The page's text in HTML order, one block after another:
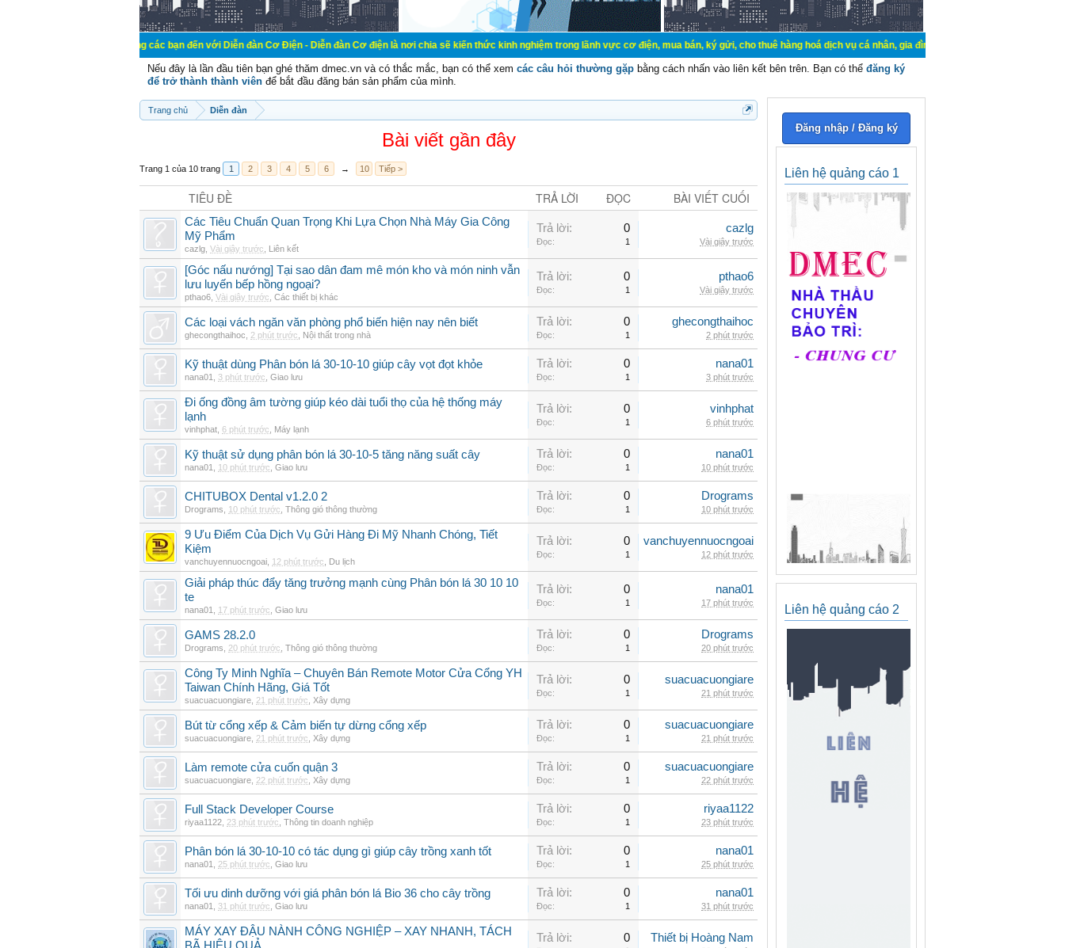
Chào mừng các bạn đến với Diễn đàn Cơ Điện - Diễn đàn Cơ điện là nơi chia sẽ kiến thức kinh nghiệm trong lãnh vực cơ điện, mua bán, ký gửi, cho thuê hàng hoá dịch vụ cá nhân, gia đình. Mua bán, ký gửi, cho thuê thiết bị
Nếu đây là lần đầu tiên bạn ghé thăm dmec.vn và có thắc mắc, bạn có thể xem các câu hỏi thường gặp bằng cách nhấn vào liên kết bên trên. Bạn có thể đăng ký
để trở thành thành viên để bắt đầu đăng bán sản phẩm của mình.
Trang chủ Diễn đàn
Bài viết gần đây
Trang 1 của 10 trang 1 2 3 4 5 6 → 10 Tiếp >
TIÊU ĐỀ TRẢ LỜI ĐỌC BÀI VIẾT CUỐI
Các Tiêu Chuẩn Quan Trọng Khi Lựa Chọn Nhà Máy Gia Công
Mỹ Phẩm
cazlg Vài giây trước Liên kết
Trả lời: 0
Đọc: 1
cazlg
Vài giây trước
[Góc nấu nướng] Tại sao dân đam mê món kho và món ninh vẫn
lưu luyến bếp hồng ngoại?
pthao6 Vài giây trước Các thiết bị khác
Trả lời: 0
Đọc: 1
pthao6
Vài giây trước
Các loại vách ngăn văn phòng phổ biến hiện nay nên biết
ghecongthaihoc 2 phút trước Nội thất trong nhà
Trả lời: 0
Đọc: 1
ghecongthaihoc
2 phút trước
Kỹ thuật dùng Phân bón lá 30-10-10 giúp cây vọt đọt khỏe
nana01 3 phút trước Giao lưu
Trả lời: 0
Đọc: 1
nana01
3 phút trước
Đi ống đồng âm tường giúp kéo dài tuổi thọ của hệ thống máy
lạnh
vinhphat 6 phút trước Máy lạnh
Trả lời: 0
Đọc: 1
vinhphat
6 phút trước
Kỹ thuật sử dụng phân bón lá 30-10-5 tăng năng suất cây
nana01 10 phút trước Giao lưu
Trả lời: 0
Đọc: 1
nana01
10 phút trước
CHITUBOX Dental v1.2.0 2
Drograms 10 phút trước Thông gió thông thường
Trả lời: 0
Đọc: 1
Drograms
10 phút trước
9 Ưu Điểm Của Dịch Vụ Gửi Hàng Đi Mỹ Nhanh Chóng, Tiết
Kiệm
vanchuyennuocngoai 12 phút trước Du lịch
Trả lời: 0
Đọc: 1
vanchuyennuocngoai
12 phút trước
Giải pháp thúc đẩy tăng trưởng mạnh cùng Phân bón lá 30 10 10
te
nana01 17 phút trước Giao lưu
Trả lời: 0
Đọc: 1
nana01
17 phút trước
GAMS 28.2.0
Drograms 20 phút trước Thông gió thông thường
Trả lời: 0
Đọc: 1
Drograms
20 phút trước
Công Ty Minh Nghĩa – Chuyên Bán Remote Motor Cửa Cổng YH
Taiwan Chính Hãng, Giá Tốt
suacuacuongiare 21 phút trước Xây dựng
Trả lời: 0
Đọc: 1
suacuacuongiare
21 phút trước
Bút từ cổng xếp & Cảm biến tự dừng cổng xếp
suacuacuongiare 21 phút trước Xây dựng
Trả lời: 0
Đọc: 1
suacuacuongiare
21 phút trước
Làm remote cửa cuốn quận 3
suacuacuongiare 22 phút trước Xây dựng
Trả lời: 0
Đọc: 1
suacuacuongiare
22 phút trước
Full Stack Developer Course
riyaa1122 23 phút trước Thông tin doanh nghiệp
Trả lời: 0
Đọc: 1
riyaa1122
23 phút trước
Phân bón lá 30-10-10 có tác dụng gì giúp cây trồng xanh tốt
nana01 25 phút trước Giao lưu
Trả lời: 0
Đọc: 1
nana01
25 phút trước
Tối ưu dinh dưỡng với giá phân bón lá Bio 36 cho cây trồng
nana01 31 phút trước Giao lưu
Trả lời: 0
Đọc: 1
nana01
31 phút trước
MÁY XAY ĐẬU NÀNH CÔNG NGHIỆP – XAY NHANH, TÁCH
Trả lời: 0 Thiết bị Hoàng Nam
Đăng nhập / Đăng ký
Liên hệ quảng cáo 1
Liên hệ quảng cáo 2